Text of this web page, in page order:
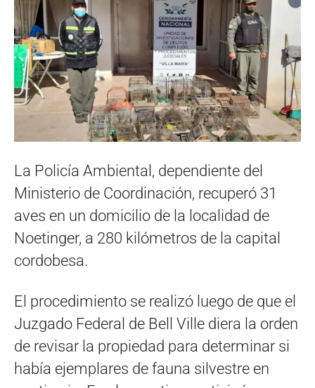
La Policía Ambiental, dependiente del
Ministerio de Coordinación, recuperó 31
aves en un domicilio de la localidad de
Noetinger, a 280 kilómetros de la capital
cordobesa.
El procedimiento se realizó luego de que el
Juzgado Federal de Bell Ville diera la orden
de revisar la propiedad para determinar si
había ejemplares de fauna silvestre en